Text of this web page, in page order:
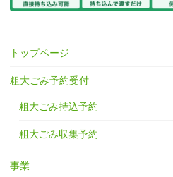
トップページ
粗大ごみ予約受付
粗大ごみ持込予約
粗大ごみ収集予約
事業